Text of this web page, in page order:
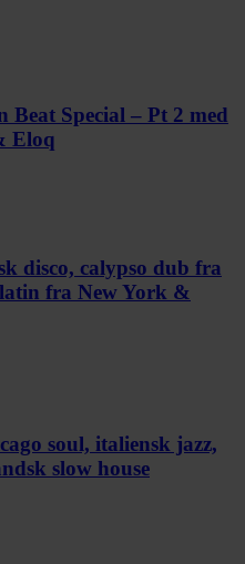
Beat Special – Pt 2 med
Eloq
disco, calypso dub fra
fra New York &
soul, italiensk jazz,
slow house